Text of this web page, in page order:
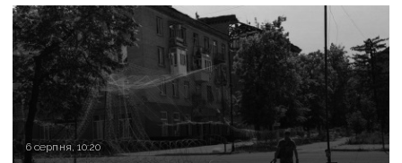
6 серпня, 10:20